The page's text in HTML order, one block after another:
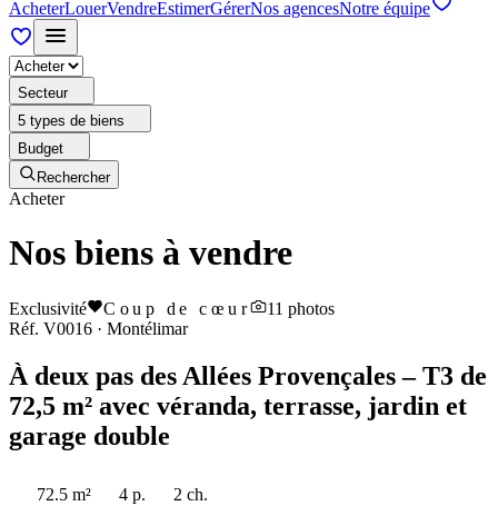
AcheterLouerVendreEstimerGérerNos agencesNotre équipe
Secteur
5 types de biens
Budget
Rechercher
Acheter
Nos biens à vendre
Exclusivité Coup de cœur 11 photos
Réf. V0016 · Montélimar
À deux pas des Allées Provençales – T3 de
72,5 m² avec véranda, terrasse, jardin et
garage double
72.5 m² 4 p.
2 ch.